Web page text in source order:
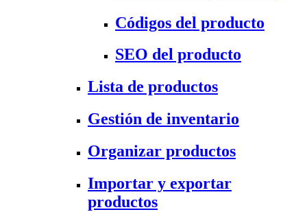
Códigos del producto
SEO del producto
Lista de productos
Gestión de inventario
Organizar productos
Importar y exportar
productos